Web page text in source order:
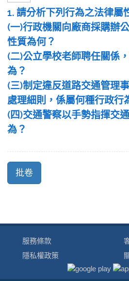
1. 請分析下列行為之法律屬
(一)行政機關向廠商採購辦
性質為何？
(二)公立學校老師聘任關係
為？
(三)制定違反道路交通管理
處理細則，係屬何種行政行
(四)交通警察以手勢指揮交
為？
服務條款
隱私權政策